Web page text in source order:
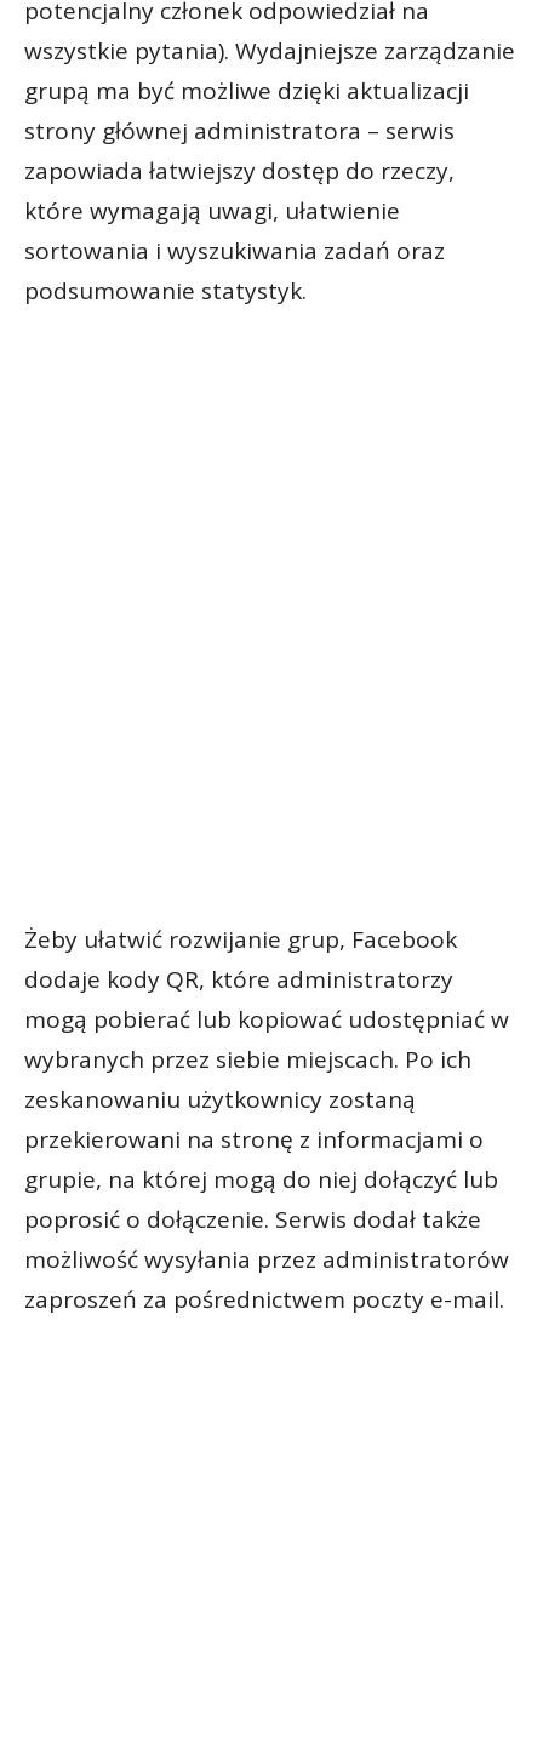
potencjalny członek odpowiedział na
wszystkie pytania). Wydajniejsze zarządzanie
grupą ma być możliwe dzięki aktualizacji
strony głównej administratora – serwis
zapowiada łatwiejszy dostęp do rzeczy,
które wymagają uwagi, ułatwienie
sortowania i wyszukiwania zadań oraz
podsumowanie statystyk.
Żeby ułatwić rozwijanie grup, Facebook
dodaje kody QR, które administratorzy
mogą pobierać lub kopiować udostępniać w
wybranych przez siebie miejscach. Po ich
zeskanowaniu użytkownicy zostaną
przekierowani na stronę z informacjami o
grupie, na której mogą do niej dołączyć lub
poprosić o dołączenie. Serwis dodał także
możliwość wysyłania przez administratorów
zaproszeń za pośrednictwem poczty e-mail.